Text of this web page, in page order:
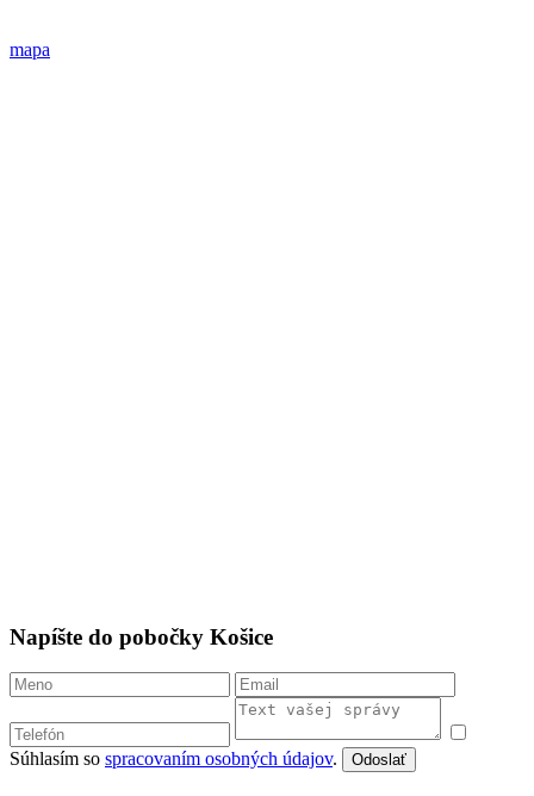
mapa
Napíšte do pobočky Košice
Súhlasím so spracovaním osobných údajov. Odoslať